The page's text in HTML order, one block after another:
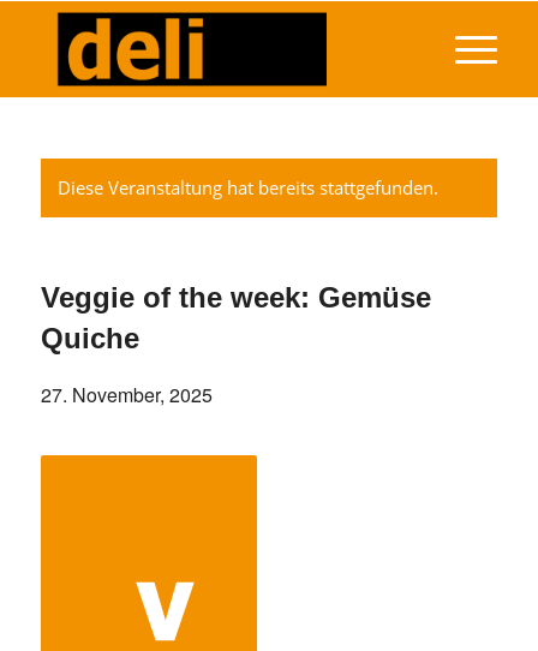
Diese Veranstaltung hat bereits stattgefunden.
Veggie of the week: Gemüse
Quiche
27. November, 2025